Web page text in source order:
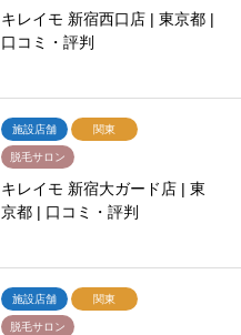
キレイモ 新宿西口店 | 東京都 |
口コミ・評判
施設店舗 関東
脱毛サロン
キレイモ 新宿大ガード店 | 東
京都 | 口コミ・評判
施設店舗 関東
脱毛サロン